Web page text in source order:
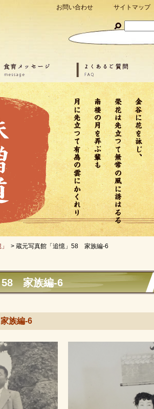
サイトマップ
お問い合わせ
> 蔵元写真館「追憶」58 家族編-6
58 家族編-6
族編-6